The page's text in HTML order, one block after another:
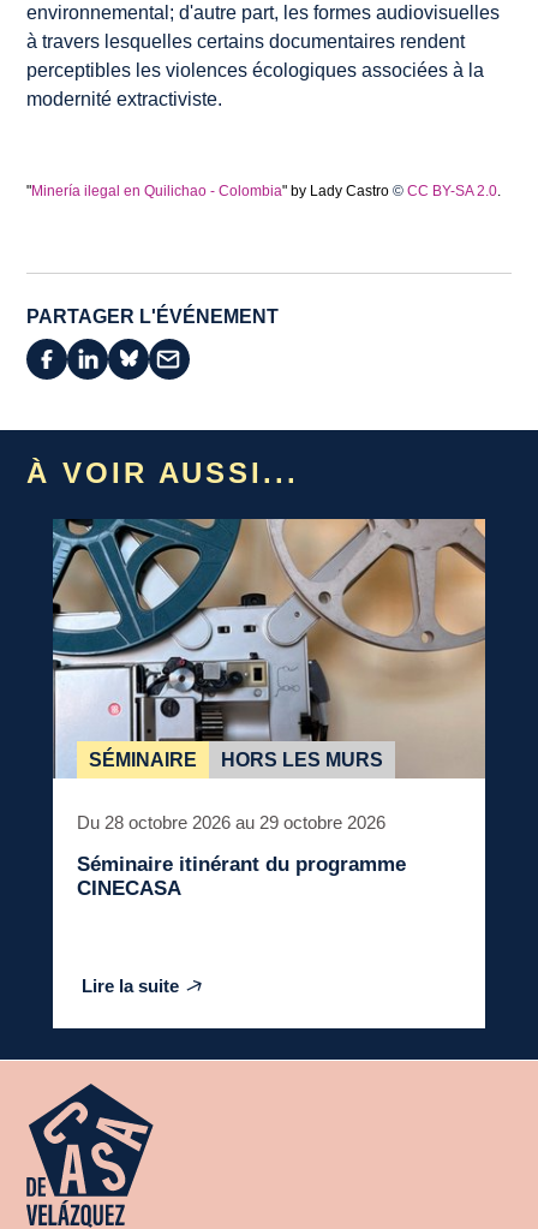
environnemental; d'autre part, les formes audiovisuelles
à travers lesquelles certains documentaires rendent
perceptibles les violences écologiques associées à la
modernité extractiviste.
"Minería ilegal en Quilichao - Colombia" by Lady Castro © CC BY-SA 2.0
PARTAGER L'ÉVÉNEMENT
À VOIR AUSSI...
SÉMINAIRE HORS LES MURS
Du 28 octobre 2026 au 29 octobre 2026
Séminaire itinérant du programme
CINECASA
Lire la suite